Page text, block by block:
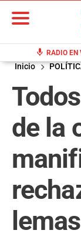
mic RADIO EN
Inicio
de la
lemas